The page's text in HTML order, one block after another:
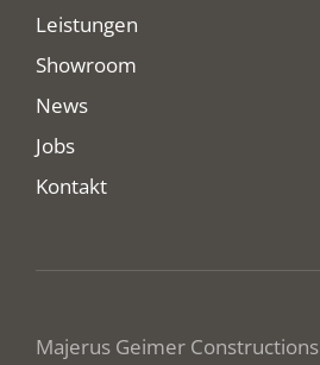
Leistungen
Showroom
News
Jobs
Kontakt
Majerus Geimer Constructions